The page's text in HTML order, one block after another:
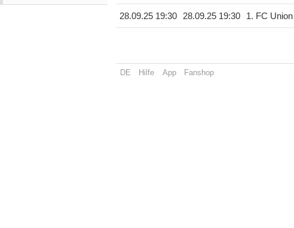
28.09.25 19:30 28.09.25 19:30 1. FC
DE Hilfe App Fanshop